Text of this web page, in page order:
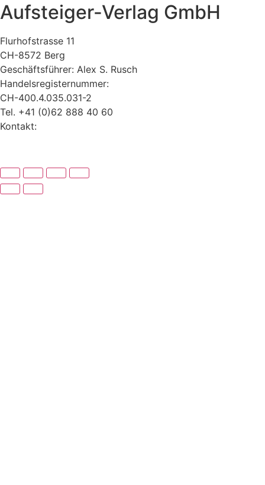
Aufsteiger-Verlag GmbH
Flurhofstrasse 11
CH-8572 Berg
Geschäftsführer: Alex S. Rusch
Handelsregisternummer:
CH-400.4.035.031-2
Tel. +41 (0)62 888 40 60
Kontakt: